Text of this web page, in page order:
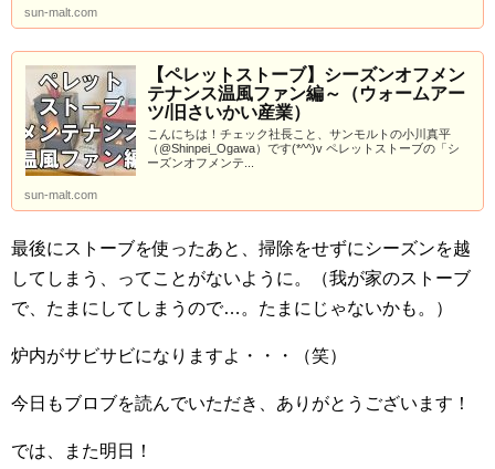
sun-malt.com
【ペレットストーブ】シーズンオフメン
テナンス温風ファン編～（ウォームアー
ツ/旧さいかい産業）
こんにちは！チェック社長こと、サンモルトの小川真平
（@Shinpei_Ogawa）です(*^^)v ペレットストーブの「シ
ーズンオフメンテ...
sun-malt.com
最後にストーブを使ったあと、掃除をせずにシーズンを越
してしまう、ってことがないように。（我が家のストーブ
で、たまにしてしまうので…。たまにじゃないかも。）
炉内がサビサビになりますよ・・・（笑）
今日もブロブを読んでいただき、ありがとうございます！
では、また明日！